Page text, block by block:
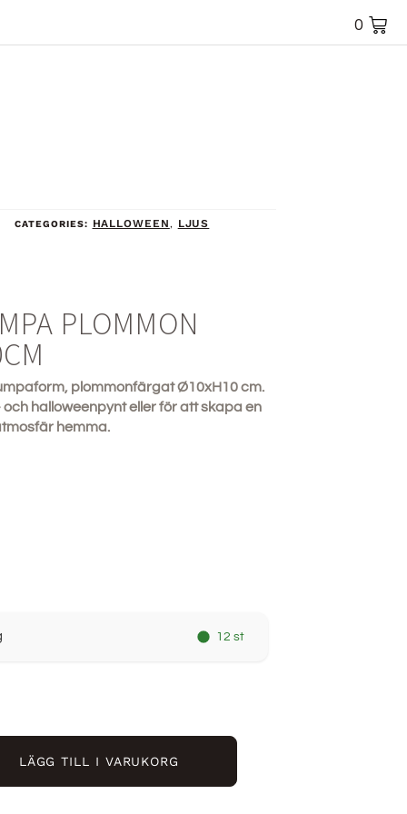
0
CATEGORIES: HALLOWEEN, LJUS
PLOMMON
plommonfärgat Ø10xH10 cm.
och halloweenpynt eller för att skapa en
hemma.
12 st
LÄGG TILL I VARUKORG